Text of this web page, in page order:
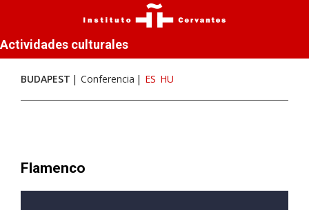
Actividades culturales
BUDAPEST Conferencia ES HU
Flamenco